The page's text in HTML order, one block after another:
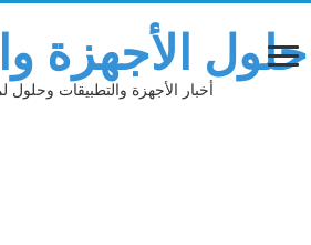
حلول الأجهزة
أخبار الأجهزة والتطبيقات وحلول